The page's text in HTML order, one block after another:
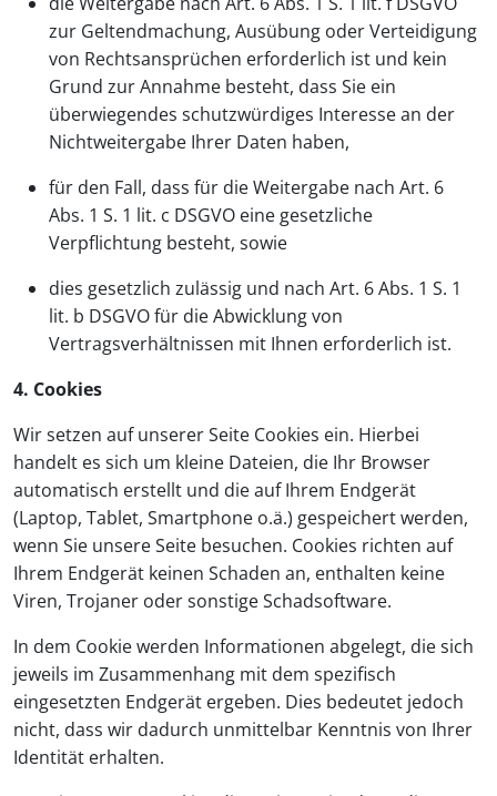
zur Geltendmachung, Ausübung oder Verteidigung
von Rechtsansprüchen erforderlich ist und kein
Grund zur Annahme besteht, dass Sie ein
überwiegendes schutzwürdiges Interesse an der
Nichtweitergabe Ihrer Daten haben,
für den Fall, dass für die Weitergabe nach Art. 6
Abs. 1 S. 1 lit. c DSGVO eine gesetzliche
Verpflichtung besteht, sowie
dies gesetzlich zulässig und nach Art. 6 Abs. 1 S. 1
lit. b DSGVO für die Abwicklung von
Vertragsverhältnissen mit Ihnen erforderlich ist.
4. Cookies
Wir setzen auf unserer Seite Cookies ein. Hierbei
handelt es sich um kleine Dateien, die Ihr Browser
automatisch erstellt und die auf Ihrem Endgerät
(Laptop, Tablet, Smartphone o.ä.) gespeichert werden,
wenn Sie unsere Seite besuchen. Cookies richten auf
Ihrem Endgerät keinen Schaden an, enthalten keine
Viren, Trojaner oder sonstige Schadsoftware.
In dem Cookie werden Informationen abgelegt, die sich
jeweils im Zusammenhang mit dem spezifisch
eingesetzten Endgerät ergeben. Dies bedeutet jedoch
nicht, dass wir dadurch unmittelbar Kenntnis von Ihrer
Identität erhalten.